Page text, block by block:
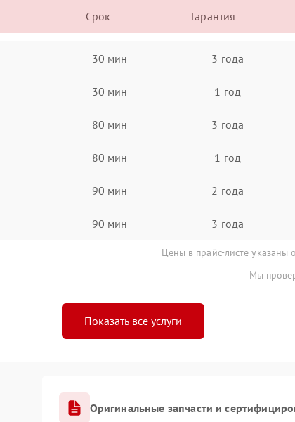
Срок Гарантия
30 мин 3 года
30 мин 1 год
80 мин 3 года
80 мин 1 год
90 мин 2 года
90 мин 3 года
Цены в прайс-листе указаны
Мы
Показать все услуги
Оригинальные запчасти и